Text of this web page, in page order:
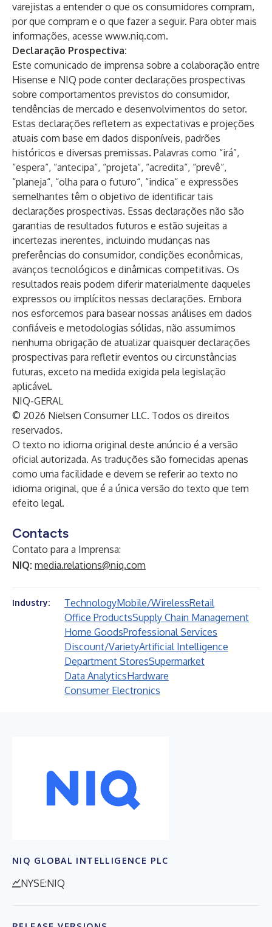
varejistas a entender o que os consumidores compram,
por que compram e o que fazer a seguir. Para obter mais
informações, acesse www.niq.com.
Declaração Prospectiva:
Este comunicado de imprensa sobre a colaboração entre
Hisense e NIQ pode conter declarações prospectivas
sobre comportamentos previstos do consumidor,
tendências de mercado e desenvolvimentos do setor.
Estas declarações refletem as expectativas e projeções
atuais com base em dados disponíveis, padrões
históricos e diversas premissas. Palavras como “irá”,
“espera“, “antecipa“, “projeta“, “acredita“, “prevê“,
“planeja“, “olha para o futuro“, “indica“ e expressões
semelhantes têm o objetivo de identificar tais
declarações prospectivas. Essas declarações não são
garantias de resultados futuros e estão sujeitas a
incertezas inerentes, incluindo mudanças nas
preferências do consumidor, condições econômicas,
avanços tecnológicos e dinâmicas competitivas. Os
resultados reais podem diferir materialmente daqueles
expressos ou implícitos nessas declarações. Embora
nos esforcemos para basear nossas análises em dados
confiáveis ​​e metodologias sólidas, não assumimos
nenhuma obrigação de atualizar quaisquer declarações
prospectivas para refletir eventos ou circunstâncias
futuras, exceto na medida exigida pela legislação
aplicável.
NIQ-GERAL
© 2026 Nielsen Consumer LLC. Todos os direitos
reservados.
O texto no idioma original deste anúncio é a versão
oficial autorizada. As traduções são fornecidas apenas
como uma facilidade e devem se referir ao texto no
idioma original, que é a única versão do texto que tem
efeito legal.
Contacts
Contato para a Imprensa:
NIQ: media.relations@niq.com
Industry: TechnologyMobile/WirelessRetail
Office ProductsSupply Chain Management
Home GoodsProfessional Services
Discount/VarietyArtificial Intelligence
Department StoresSupermarket
Data AnalyticsHardware
Consumer Electronics
NIQ GLOBAL INTELLIGENCE PLC
NYSE:NIQ